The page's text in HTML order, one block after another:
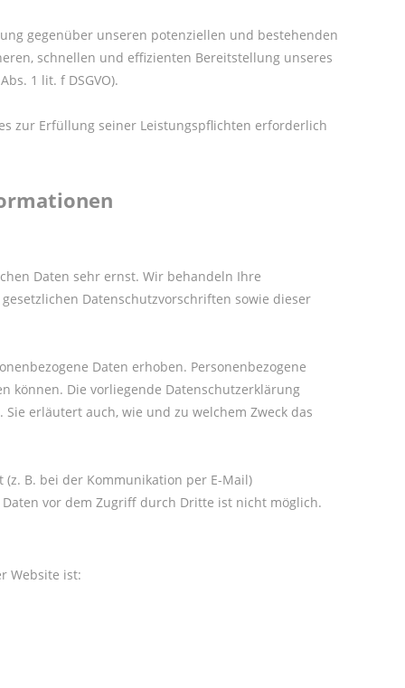
gegenüber unseren potenziellen und bestehenden
schnellen und effizienten Bereitstellung unseres
1 lit. f DSGVO).
zur Erfüllung seiner Leistungspflichten erforderlich
Daten sehr ernst. Wir behandeln Ihre
Datenschutzvorschriften sowie dieser
Daten erhoben. Personenbezogene
können. Die vorliegende Datenschutzerklärung
erläutert auch, wie und zu welchem Zweck das
B. bei der Kommunikation per E-Mail)
vor dem Zugriff durch Dritte ist nicht möglich.
Website ist: